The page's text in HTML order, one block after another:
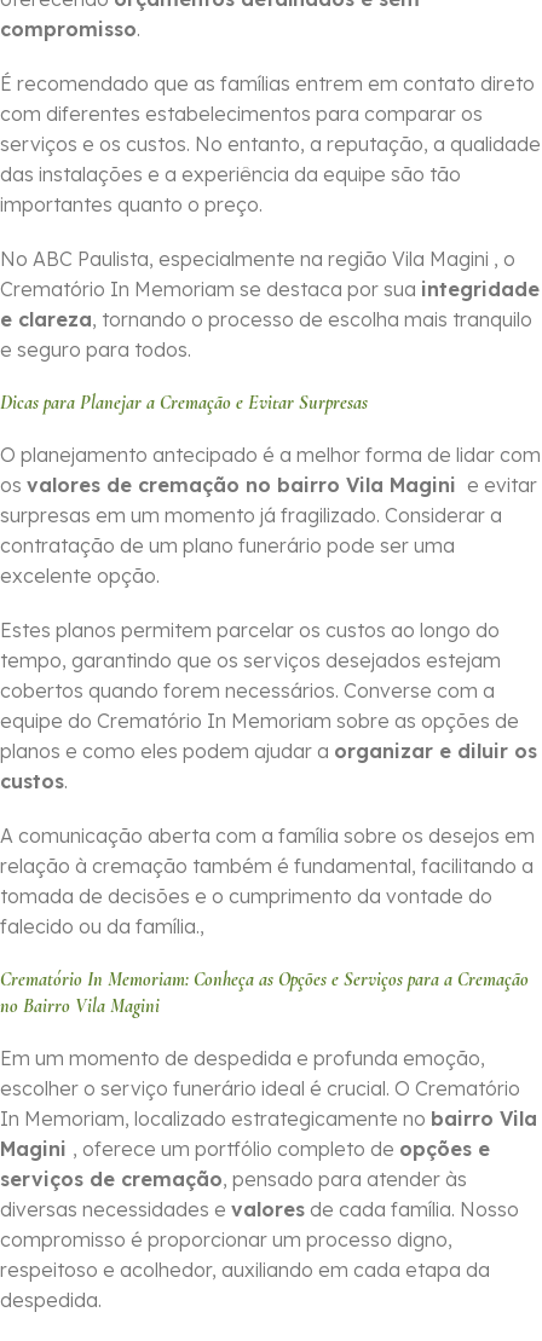
compromisso.
É recomendado que as famílias entrem em contato direto
com diferentes estabelecimentos para comparar os
serviços e os custos. No entanto, a reputação, a qualidade
das instalações e a experiência da equipe são tão
importantes quanto o preço.
No ABC Paulista, especialmente na região Vila Magini , o
Crematório In Memoriam se destaca por sua integridade
e clareza, tornando o processo de escolha mais tranquilo
e seguro para todos.
Dicas para Planejar a Cremação e Evitar Surpresas
O planejamento antecipado é a melhor forma de lidar com
os valores de cremação no bairro Vila Magini e evitar
surpresas em um momento já fragilizado. Considerar a
contratação de um plano funerário pode ser uma
excelente opção.
Estes planos permitem parcelar os custos ao longo do
tempo, garantindo que os serviços desejados estejam
cobertos quando forem necessários. Converse com a
equipe do Crematório In Memoriam sobre as opções de
planos e como eles podem ajudar a organizar e diluir os
custos.
A comunicação aberta com a família sobre os desejos em
relação à cremação também é fundamental, facilitando a
tomada de decisões e o cumprimento da vontade do
falecido ou da família.,
Crematório In Memoriam: Conheça as Opções e Serviços para a Cremação
no Bairro Vila Magini
Em um momento de despedida e profunda emoção,
escolher o serviço funerário ideal é crucial. O Crematório
In Memoriam, localizado estrategicamente no bairro Vila
Magini , oferece um portfólio completo de opções e
serviços de cremação, pensado para atender às
diversas necessidades e valores de cada família. Nosso
compromisso é proporcionar um processo digno,
respeitoso e acolhedor, auxiliando em cada etapa da
despedida.